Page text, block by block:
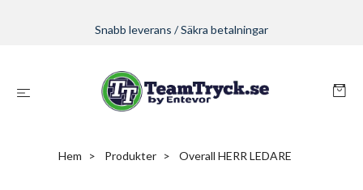
Snabb leverans / Säkra betalningar
Hem Produkter Overall HERR LEDARE